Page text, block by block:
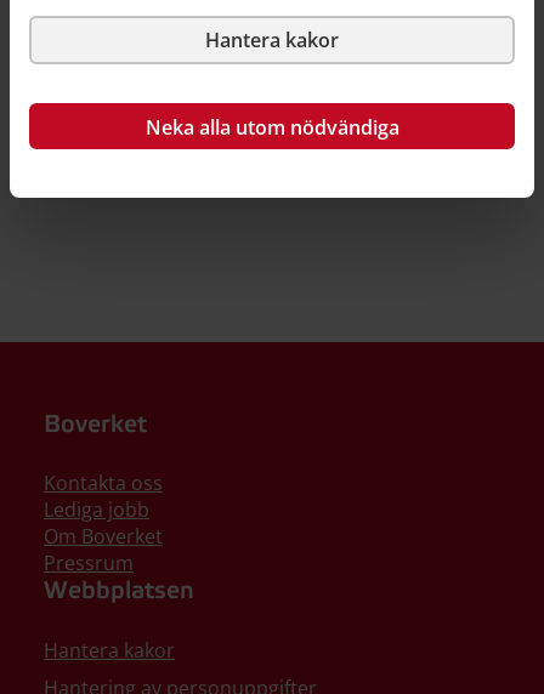
Hantera kakor
Neka alla utom nödvändiga
författningssamling)
Boverket
Kontakta oss
Lediga jobb
Om Boverket
Pressrum
Webbplatsen
Hantera kakor
Hantering av personuppgifter